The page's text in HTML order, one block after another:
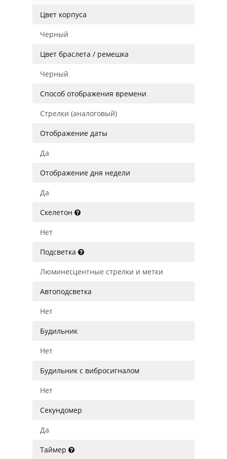
Цвет корпуса
Черный
Цвет браслета / ремешка
Черный
Способ отображения времени
Стрелки (аналоговый)
Отображение даты
Да
Отображение дня недели
Да
Скелетон
Нет
Подсветка
Люминесцентные стрелки и метки
Автоподсветка
Нет
Будильник
Нет
Будильник с вибросигналом
Нет
Секундомер
Да
Таймер